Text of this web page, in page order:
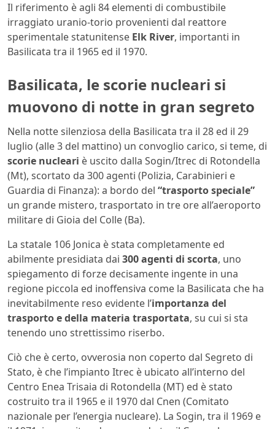
Il riferimento è agli 84 elementi di combustibile
irraggiato uranio-torio provenienti dal reattore
sperimentale statunitense Elk River, importanti in
Basilicata tra il 1965 ed il 1970.
Basilicata, le scorie nucleari si
muovono di notte in gran segreto
Nella notte silenziosa della Basilicata tra il 28 ed il 29
luglio (alle 3 del mattino) un convoglio carico, si teme, di
scorie nucleari è uscito dalla Sogin/Itrec di Rotondella
(Mt), scortato da 300 agenti (Polizia, Carabinieri e
Guardia di Finanza): a bordo del “trasporto speciale”
un grande mistero, trasportato in tre ore all’aeroporto
militare di Gioia del Colle (Ba).
La statale 106 Jonica è stata completamente ed
abilmente presidiata dai 300 agenti di scorta, uno
spiegamento di forze decisamente ingente in una
regione piccola ed inoffensiva come la Basilicata che ha
inevitabilmente reso evidente l’importanza del
trasporto e della materia trasportata, su cui si sta
tenendo uno strettissimo riserbo.
Ciò che è certo, ovverosia non coperto dal Segreto di
Stato, è che l’impianto Itrec è ubicato all’interno del
Centro Enea Trisaia di Rotondella (MT) ed è stato
costruito tra il 1965 e il 1970 dal Cnen (Comitato
nazionale per l’energia nucleare). La Sogin, tra il 1969 e